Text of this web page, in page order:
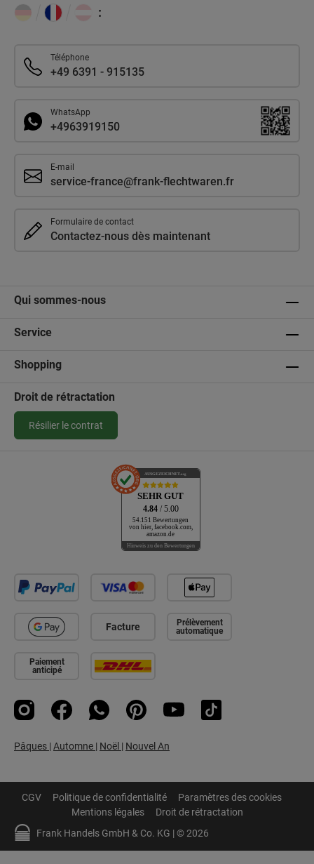
:
Téléphone
+49 6391 - 915135
WhatsApp
+4963919150
E-mail
service-france@frank-flechtwaren.fr
Formulaire de contact
Contactez-nous dès maintenant
Qui sommes-nous
Service
Shopping
Droit de rétractation
Résilier le contrat
AUSGEZEICHNET.org
SEHR GUT
4.84 / 5.00
54.151 Bewertungen
von hier, facebook.com,
amazon.de
Hinweis zu den Bewertungen
Facture
Prélèvement
automatique
Paiement
anticipé
InstagramFacebookWhatsApp PinterestYouTubeTikTok
Pâques | Automne | Noël | Nouvel An
Frank Handels GmbH & Co. KG | © 2026
CGV Politique de confidentialité
Paramètres des cookies
Mentions légales
Droit de rétractation